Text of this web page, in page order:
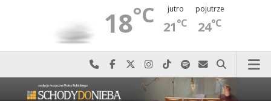
18°C jutro
21°C
pojutrze
24°C
Najlepiej po prostu do nas zadzwoń
Odwiedź nas na Facebook-u
Odwiedź nas na X
Odwiedź nas na Instagram-ie
Odwiedź nas na TikTok-u
Szukaj nas na Spotify
Wyślij do nas
Szukaj